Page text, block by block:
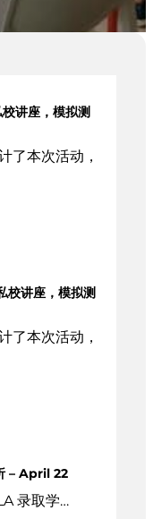
讲座，模拟测
了本次活动，
校讲座，模拟测
了本次活动，
– April 22
录取学…